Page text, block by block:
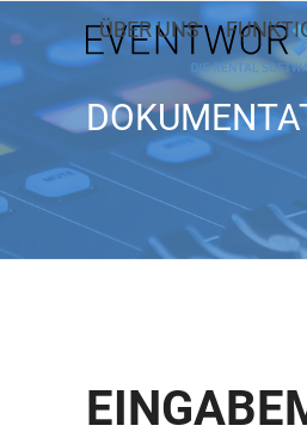
to
content
ÜBER UNS